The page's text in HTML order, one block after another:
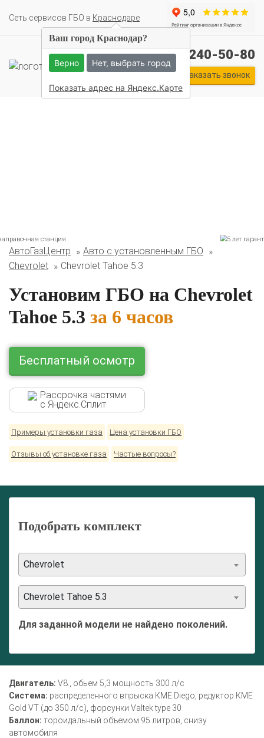
Cеть сервисов ГБО в Краснодаре
Комплекты ГБО на иномарки:
BMW Ford Geely HAVAL
Renault
Skoda Toyota Volkswagen
+7 (861) 240-50-80
Заказать звонок
АвтоГазЦентр
Авто с установленным ГБО
Chevrolet
Chevrolet Tahoe 5.3
Установим ГБО на Chevrolet
Tahoe 5.3 за 6 часов
Бесплатный осмотр
Рассрочка частями
с Яндекс.Сплит
Примеры установки газа Цена установки ГБО
Отзывы об установке газа Частые вопросы?
Подобрать комплект
Chevrolet
Chevrolet Tahoe 5.3
Для заданной модели не найдено поколений.
Двигатель: V8., обьем 5,3 мощность 300 л/с
Система: распределенного впрыска КМЕ Diego, редуктор КМЕ
Gold VT (до 350 л/с), форсунки Valtek type 30
Баллон: тороидальный объемом 95 литров, снизу
автомобиля
Ваш город Краснодар?
Верно Нет, выбрать город
Показать адрес на Яндекс.Карте